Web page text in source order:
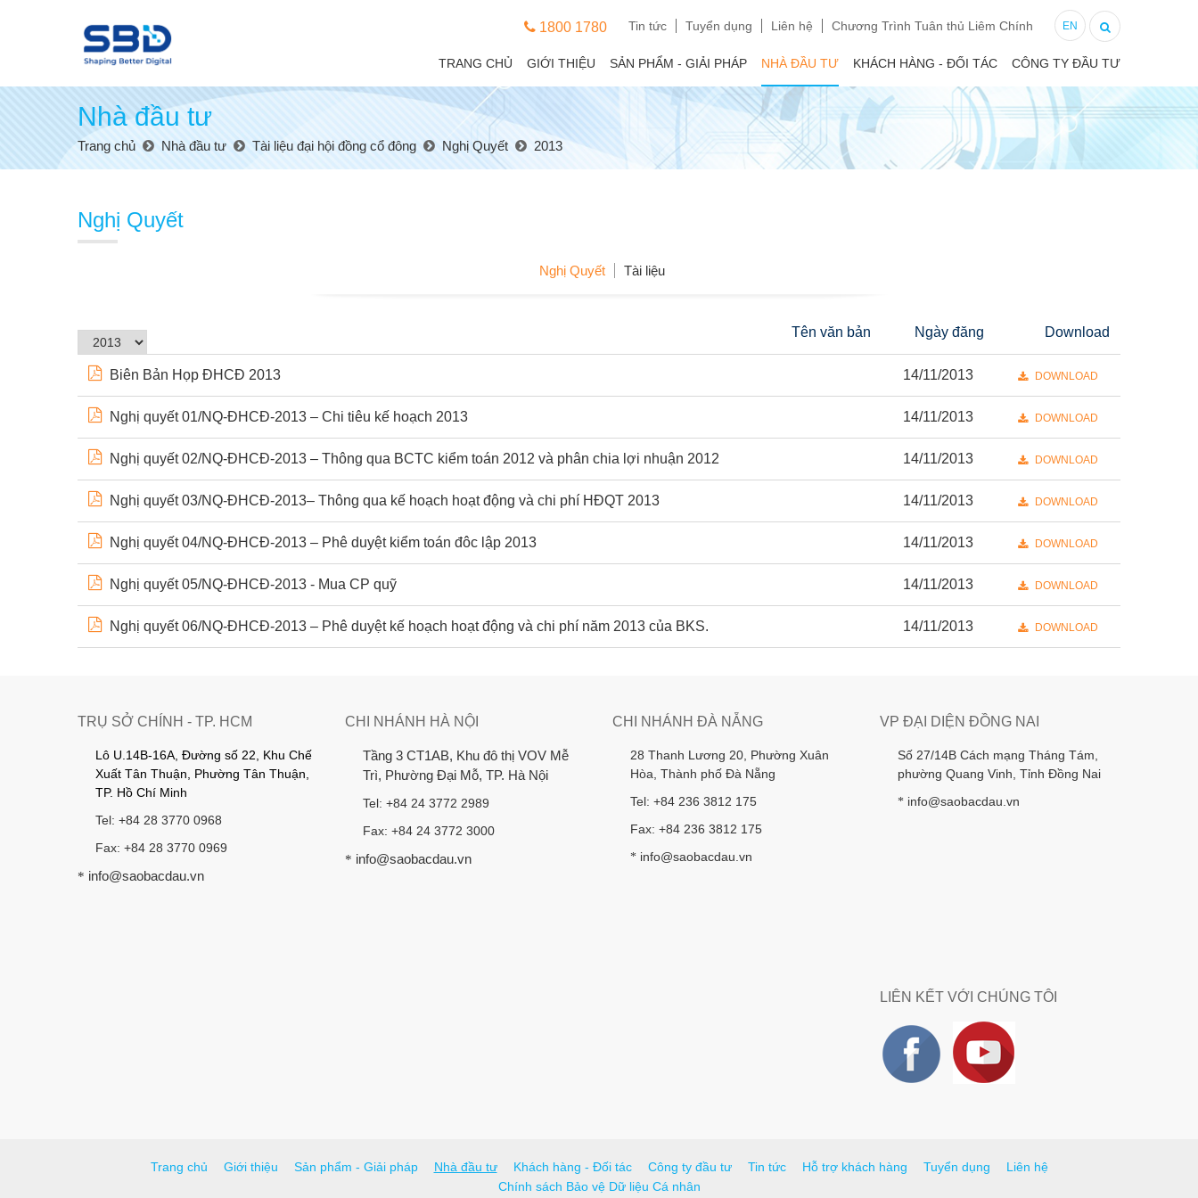
1800 1780 Tin tức Tuyển dụng Liên hệ Chương Trình Tuân thủ Liêm Chính EN
TRANG CHỦ GIỚI THIỆU SẢN PHẨM - GIẢI PHÁP NHÀ ĐẦU TƯ KHÁCH HÀNG - ĐỐI TÁC CÔNG TY ĐẦU TƯ
Nhà đầu tư
Trang chủ Nhà đầu tư Tài liệu đại hội đồng cổ đông Nghị Quyết 2013
Nghị Quyết
Nghị Quyết Tài liệu
Tên văn bản Ngày đăng Download
Biên Bản Họp ĐHCĐ 2013 14/11/2013 DOWNLOAD
Nghị quyết 01/NQ-ĐHCĐ-2013 – Chi tiêu kế hoạch 2013 14/11/2013 DOWNLOAD
Nghị quyết 02/NQ-ĐHCĐ-2013 – Thông qua BCTC kiểm toán 2012 và phân chia lợi nhuận 2012 14/11/2013 DOWNLOAD
Nghị quyết 03/NQ-ĐHCĐ-2013– Thông qua kế hoạch hoạt động và chi phí HĐQT 2013 14/11/2013 DOWNLOAD
Nghị quyết 04/NQ-ĐHCĐ-2013 – Phê duyệt kiểm toán đôc lập 2013 14/11/2013 DOWNLOAD
Nghị quyết 05/NQ-ĐHCĐ-2013 - Mua CP quỹ 14/11/2013 DOWNLOAD
Nghị quyết 06/NQ-ĐHCĐ-2013 – Phê duyệt kế hoạch hoạt động và chi phí năm 2013 của BKS. 14/11/2013 DOWNLOAD
TRỤ SỞ CHÍNH - TP. HCM
Lô U.14B-16A, Đường số 22, Khu Chế
Xuất Tân Thuận, Phường Tân Thuận,
TP. Hồ Chí Minh
Tel: +84 28 3770 0968
Fax: +84 28 3770 0969
* info@saobacdau.vn
CHI NHÁNH HÀ NỘI
Tầng 3 CT1AB, Khu đô thị VOV Mễ
Trì, Phường Đại Mỗ, TP. Hà Nội
Tel: +84 24 3772 2989
Fax: +84 24 3772 3000
* info@saobacdau.vn
CHI NHÁNH ĐÀ NẴNG
28 Thanh Lương 20, Phường Xuân
Hòa, Thành phố Đà Nẵng
Tel: +84 236 3812 175
Fax: +84 236 3812 175
* info@saobacdau.vn
VP ĐẠI DIỆN ĐỒNG NAI
Số 27/14B Cách mạng Tháng Tám,
phường Quang Vinh, Tỉnh Đồng Nai
* info@saobacdau.vn
LIÊN KẾT VỚI CHÚNG TÔI
Trang chủ Giới thiệu Sản phẩm - Giải pháp Nhà đầu tư Khách hàng - Đối tác Công ty đầu tư Tin tức Hỗ trợ khách hàng Tuyển dụng
Liên hệ
Chính sách Bảo vệ Dữ liệu Cá nhân